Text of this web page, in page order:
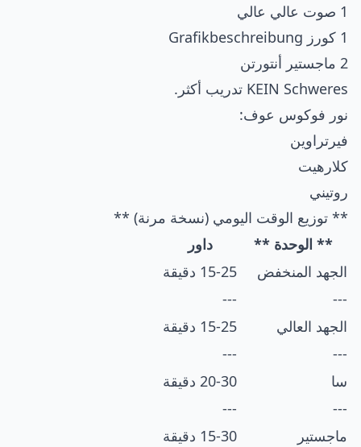
1 صوت عالي عالي
1 كورز Grafikbeschreibung
2 ماجستير أنتورتن
KEIN Schweres تدريب أكثر.
نور فوكوس عوف:
فيرتراوين
كلارهيت
روتيني
** توزيع الوقت اليومي (نسخة مرنة) **
** الوحدة **
داور
الجهد المنخفض
15-25 دقيقة
---
---
الجهد العالي
15-25 دقيقة
---
---
سا
20-30 دقيقة
---
---
ماجستير
15-30 دقيقة